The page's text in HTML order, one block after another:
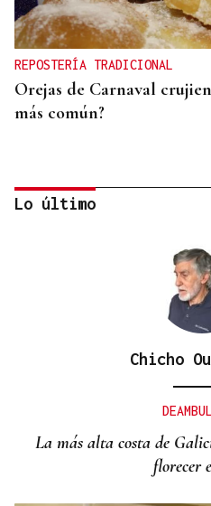
REPOSTERÍA TRADICIONAL
Orejas de Carnaval
más común?
Cómo preparar un buen
Lo último
Chicho
La más alta costa de
florecer